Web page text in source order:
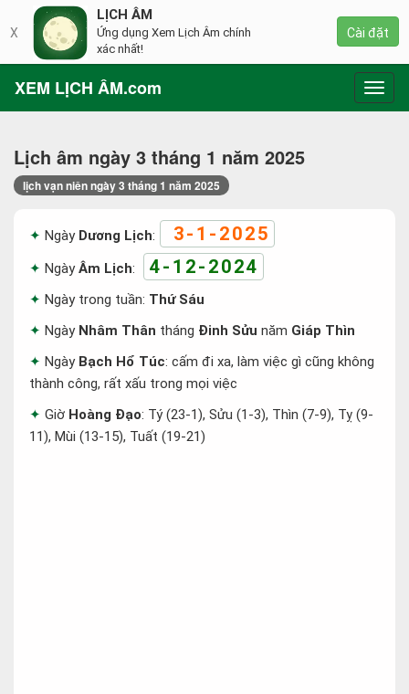
XEM LỊCH ÂM.com
Lịch âm ngày 3 tháng 1 năm 2025
lịch vạn niên ngày 3 tháng 1 năm 2025
Ngày Dương Lịch: 3-1-2025
NgàyÂm Lịch: 4-12-2024
Ngày trong tuần: Thứ Sáu
Ngày Nhâm Thân tháng Đinh Sửu năm Giáp Thìn
Ngày Bạch Hổ Túc: cấm đi xa, làm việc gì cũng không
thành công, rất xấu trong mọi việc
Giờ Hoàng Đạo: Tý (23-1), Sửu (1-3), Thìn (7-9), Tỵ (9-
11), Mùi (13-15), Tuất (19-21)
X
LỊCH ÂM
Ứng dụng Xem Lịch Âm chính
xác nhất!
Cài đặt